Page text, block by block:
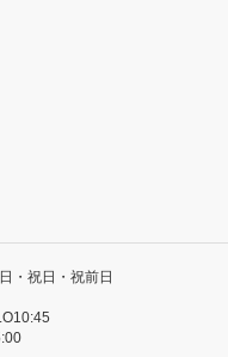
・祝日・祝前日